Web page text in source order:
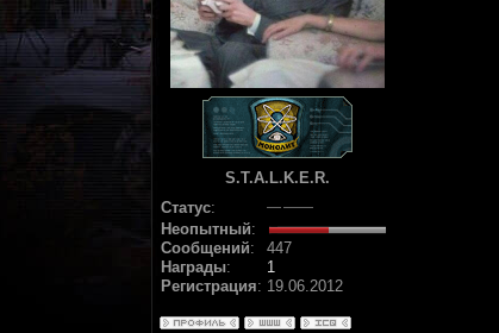
S.T.A.L.K.E.R.
Статус:
Неопытный:
Сообщений:
447
Награды:
1
Регистрация: 19.06.2012